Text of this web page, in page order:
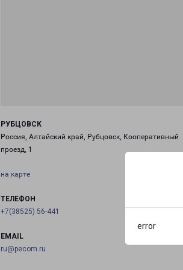
error
РУБЦОВСК
Россия, Алтайский край, Рубцовск, Кооперативный
проезд, 1
на карте
ТЕЛЕФОН
+7(38525) 56-441
EMAIL
ru@pecom.ru